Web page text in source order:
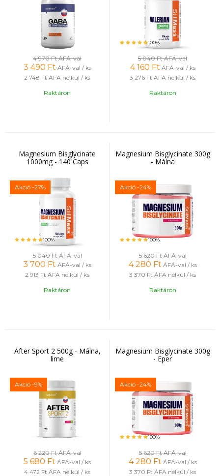
4 970 FtÁFÁ-val
3 490 Ft ÁFÁ-val / ks
2 748 Ft ÁFA nélkül / ks
Raktáron
100%
5 040 FtÁFÁ-val
4 160 Ft ÁFÁ-val / ks
3 276 Ft ÁFA nélkül / ks
Raktáron
Magnesium Bisglycinate
1000mg - 140 Caps
Akció -27%
100%
5 040 FtÁFÁ-val
3 700 Ft ÁFÁ-val / ks
2 913 Ft ÁFA nélkül / ks
Raktáron
Magnesium Bisglycinate 300g
- Málna
Akció -24%
100%
5 620 FtÁFÁ-val
4 280 Ft ÁFÁ-val / ks
3 370 Ft ÁFA nélkül / ks
Raktáron
After Sport 2 500g - Málna,
lime
Akció -9%
6 220 FtÁFÁ-val
5 680 Ft ÁFÁ-val / ks
4 472 Ft ÁFA nélkül / ks
Magnesium Bisglycinate 300g
- Eper
Akció -24%
100%
5 620 FtÁFÁ-val
4 280 Ft ÁFÁ-val / ks
3 370 Ft ÁFA nélkül / ks